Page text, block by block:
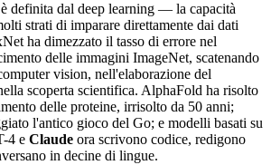
definita dal deep learning — la capacità
strati di imparare direttamente dai dati
ha dimezzato il tasso di errore nel
delle immagini ImageNet, scatenando
vision, nell'elaborazione del
scoperta scientifica. AlphaFold ha risolto
delle proteine, irrisolto da 50 anni;
l'antico gioco del Go; e modelli basati su
4 e Claude ora scrivono codice, redigono
in decine di lingue.